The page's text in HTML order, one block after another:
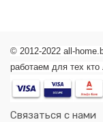
© 2012-2022 all-
работаем для тех
Связаться с нами